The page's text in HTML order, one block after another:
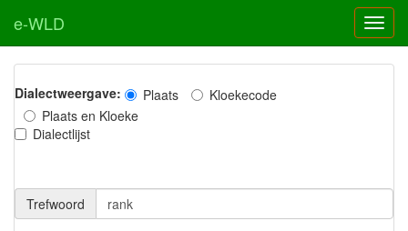
e-WLD
Dialectweergave: Plaats
Kloekecode
Plaats en Kloeke
Dialectlijst
Trefwoord